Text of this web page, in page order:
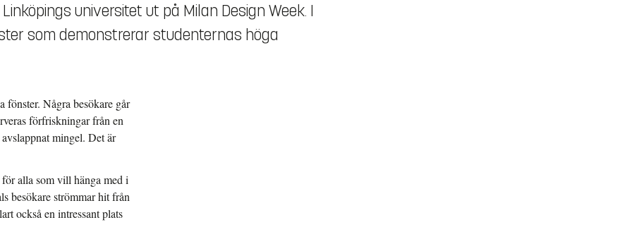
universitet ut på Milan Design Week. I
som demonstrerar studenternas höga
fönster. Några besökare går
förfriskningar från en
mingel. Det är
alla som vill hänga med i
besökare strömmar hit från
också en intressant plats